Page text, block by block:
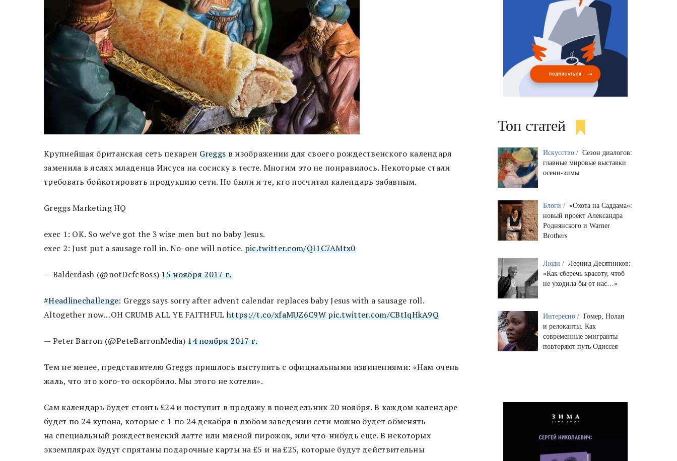
Крупнейшая британская сеть пекарен Greggsв изображении для своего рождественского календаря
заменила в яслях младенца Иисуса на сосиску в тесте. Многим это не понравилось. Некоторые стали
требовать бойкотировать продукцию сети. Но были и те, кто посчитал календарь забавным.
Greggs Marketing HQ
exec 1: OK. So we’ve got the 3 wise men but no baby Jesus.
exec 2: Just put a sausage roll in. No-one will notice. pic.twitter.com/QI1C7AMtx0
— Balderdash (@notDcfcBoss) 15 ноября 2017 г.
#Headlinechallenge: Greggs says sorry after advent calendar replaces baby Jesus with a sausage roll.
Altogether now…OH CRUMB ALL YE FAITHFUL https://t.co/xfaMUZ6C9W pic.twitter.com/CBtIqHkA9Q
— Peter Barron (@PeteBarronMedia) 14 ноября 2017 г.
Тем не менее, представителю Greggs пришлось выступить с официальными извинениями: «Нам очень
жаль, что это кого-то оскорбило. Мы этого не хотели».
Сам календарь будет стоить £24 и поступит в продажу в понедельник 20 ноября. В каждом календаре
будет по 24 купона, которые с 1 по 24 декабря в любом заведении сети можно будет обменять
на специальный рождественский латте или мясной пирожок, или что-нибудь еще. В некоторых
экземплярах будут спрятаны подарочные карты на £5 и на £25, которые будут действительны
Топ статей
Искусство / Сезон диалогов:
главные мировые выставки
осени-зимы
Блоги / «Охота на Саддама»:
новый проект Александра
Роднянского и Warner
Brothers
Люди / Леонид Десятников:
«Как сберечь красоту, чтоб
не уходила бы от нас…»
Интересно / Гомер, Нолан
и релоканты. Как
современные эмигранты
повторяют путь Одиссея